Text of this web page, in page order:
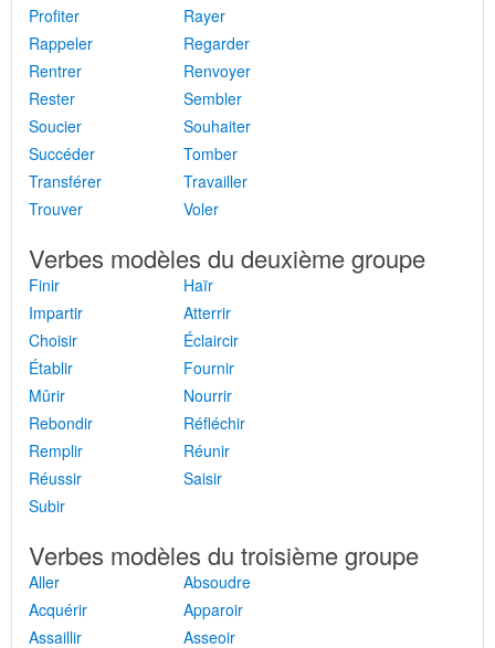
Profiter
Rayer
Rappeler
Regarder
Rentrer
Renvoyer
Rester
Sembler
Soucier
Souhaiter
Succéder
Tomber
Transférer
Travailler
Trouver
Voler
Verbes modèles du deuxième groupe
Finir
Haïr
Impartir
Atterrir
Choisir
Éclaircir
Établir
Fournir
Mûrir
Nourrir
Rebondir
Réfléchir
Remplir
Réunir
Réussir
Saisir
Subir
Verbes modèles du troisième groupe
Aller
Absoudre
Acquérir
Apparoir
Assaillir
Asseoir